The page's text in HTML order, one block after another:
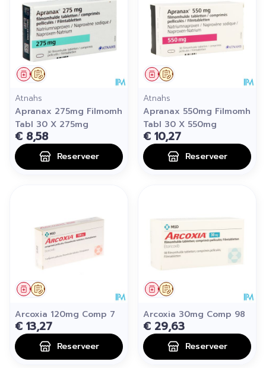
Op voorschrift
Geneesmiddel
Atnahs
Apranax 275mg Filmomh
Tabl 30 X 275mg
€ 8,58
Reserveer
Op voorschrift
Geneesmiddel
Atnahs
Apranax 550mg Filmomh
Tabl 30 X 550mg
€ 10,27
Reserveer
Op voorschrift
Geneesmiddel
Arcoxia 120mg Comp 7
€ 13,27
Reserveer
Op voorschrift
Geneesmiddel
Arcoxia 30mg Comp 98
€ 29,63
Reserveer